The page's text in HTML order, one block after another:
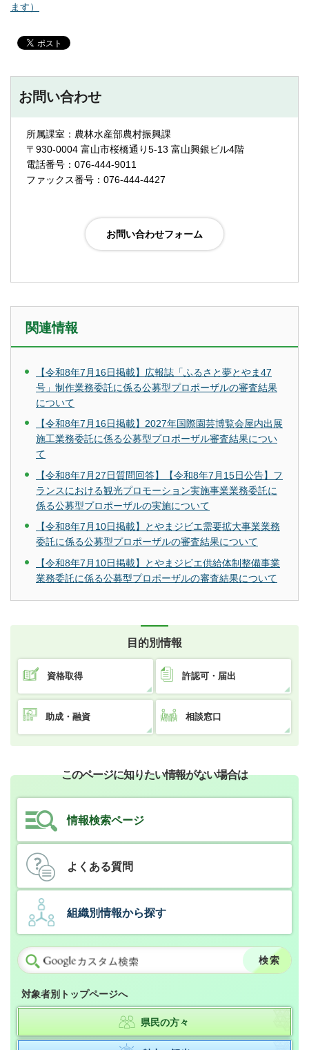
ます）
お問い合わせ
所属課室：農林水産部農村振興課
〒930-0004 富山市桜橋通り5-13 富山興銀ビル4階
電話番号：076-444-9011
ファックス番号：076-444-4427
関連情報
【令和8年7月16日掲載】広報誌「ふるさと夢とやま47
号」制作業務委託に係る公募型プロポーザルの審査結果
について
【令和8年7月16日掲載】2027年国際園芸博覧会屋内出展
施工業務委託に係る公募型プロポーザル審査結果につい
て
【令和8年7月27日質問回答】【令和8年7月15日公告】フ
ランスにおける観光プロモーション実施事業業務委託に
係る公募型プロポーザルの実施について
【令和8年7月10日掲載】とやまジビエ需要拡大事業業務
委託に係る公募型プロポーザルの審査結果について
【令和8年7月10日掲載】とやまジビエ供給体制整備事業
業務委託に係る公募型プロポーザルの審査結果について
目的別情報
資格取得 許認可・届出
助成・融資 相談窓口
このページに知りたい情報がない場合は
情報検索ページ
よくある質問
組織別情報から探す
対象者別トップページへ
県民の方々